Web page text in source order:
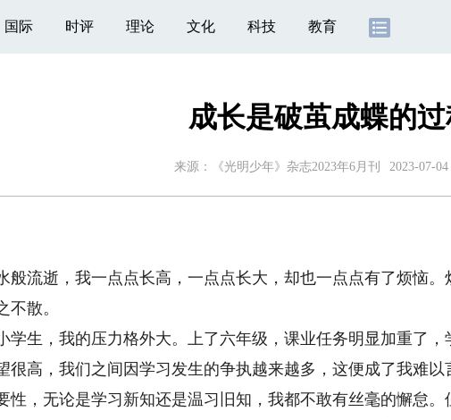
国际 时评 理论 文化 科技 教育
成长是破茧成蝶的
来源：《光明少年》杂志2023年6月刊 2023-07-04
流逝，我一点点长高，一点点长大，却也一点点有了烦恼。
散。
生，我的压力格外大。上了六年级，课业任务明显加重了，
很高，我们之间因学习发生的争执越来越多，这便成了我难以
性，无论是学习新知还是温习旧知，我都不敢有丝毫的懈怠。